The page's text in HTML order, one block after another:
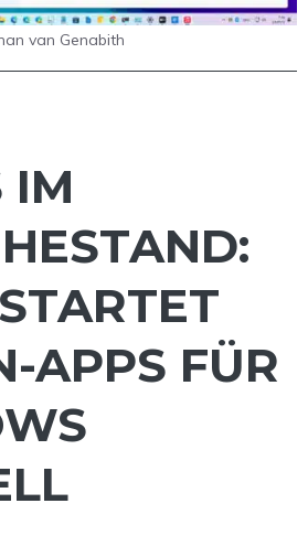
van Genabith
IM
APPS FÜR